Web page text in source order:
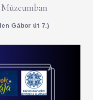
Gábor út 7.)